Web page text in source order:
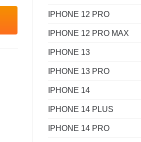
IPHONE 12 PRO
IPHONE 12 PRO MAX
IPHONE 13
IPHONE 13 PRO
IPHONE 14
IPHONE 14 PLUS
IPHONE 14 PRO